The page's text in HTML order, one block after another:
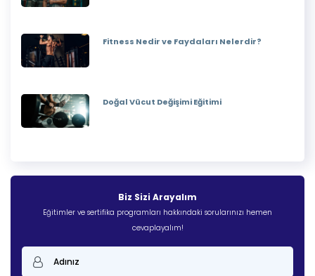
Fitness Nedir ve Faydaları Nelerdir?
Doğal Vücut Değişimi Eğitimi
Biz Sizi Arayalım
Eğitimler ve sertifika programları hakkındaki sorularınızı hemen
cevaplayalım!